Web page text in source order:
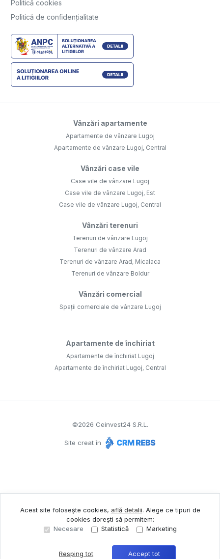
Sună acum Solicită vizionare
Politică cookies
Politică de confidențialitate
Vânzări apartamente
Apartamente de vânzare Lugoj
Apartamente de vânzare Lugoj, Central
Vânzări case vile
Case vile de vânzare Lugoj
Case vile de vânzare Lugoj, Est
Case vile de vânzare Lugoj, Central
Vânzări terenuri
Terenuri de vânzare Lugoj
Terenuri de vânzare Arad
Terenuri de vânzare Arad, Micalaca
Terenuri de vânzare Boldur
Vânzări comercial
Spații comerciale de vânzare Lugoj
Apartamente de închiriat
Apartamente de închiriat Lugoj
Apartamente de închiriat Lugoj, Central
©2026 Ceinvest24 S.R.L.
Site creat în
Acest site folosește cookies, află detalii. Alege ce tipuri de
cookies dorești să permitem:
Necesare
Statistică Marketing
Resping tot Accept tot